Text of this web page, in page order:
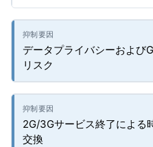
データプライバシーおよび
リスク
2G/3Gサービス終了による
交換